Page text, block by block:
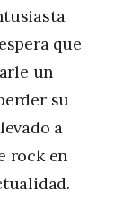
que
un
su
a
rock en